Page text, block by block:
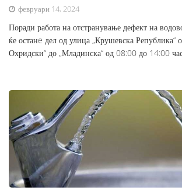
февруари 14, 2024
Поради работа на отстранување дефект на
ќе останe дел од улица „Крушевска Република“
Охридски“ до „Младинска“ од 08:00 до 14:00